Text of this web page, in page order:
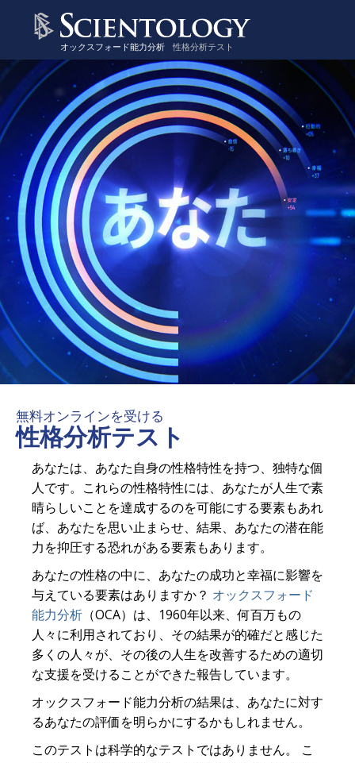
オックスフォード能力分析 性格分析テスト
無料オンラインを受ける
性格分析テスト
あなたは、あなた自身の性格特性を持つ、独特な個
人です。これらの性格特性には、あなたが人生で素
晴らしいことを達成するのを可能にする要素もあれ
ば、あなたを思い止まらせ、結果、あなたの潜在能
力を抑圧する恐れがある要素もあります。
あなたの性格の中に、あなたの成功と幸福に影響を
与えている要素はありますか？ オックスフォード
能力分析 （OCA）は、1960年以来、何百万もの
人々に利用されており、その結果が的確だと感じた
多くの人々が、その後の人生を改善するための適切
な支援を受けることができた報告しています。
オックスフォード能力分析の結果は、あなたに対す
るあなたの評価を明らかにするかもしれません。
このテストは科学的なテストではありません。 こ